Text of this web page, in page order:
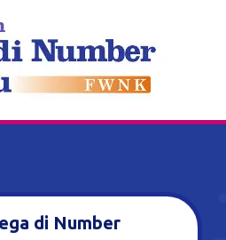
di Number